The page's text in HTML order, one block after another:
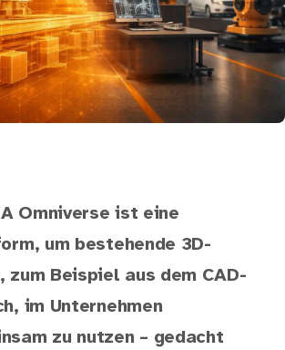
Omniverse ist eine
um bestehende 3D-
zum Beispiel aus dem CAD-
im Unternehmen
zu nutzen – gedacht